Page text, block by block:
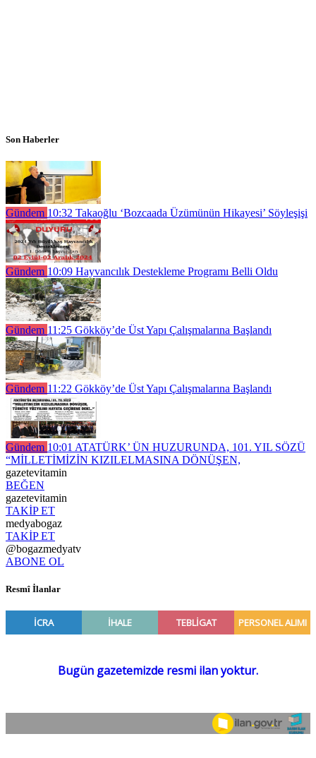
Son Haberler
Gündem 10:32 Takaoğlu ‘Bozcaada Üzümünün Hikayesi’ Söyleşişi
Gündem 10:09 Hayvancılık Destekleme Programı Belli Oldu
Gündem 11:25 Gökköy’de Üst Yapı Çalışmalarına Başlandı
Gündem 11:22 Gökköy’de Üst Yapı Çalışmalarına Başlandı
Gündem 10:01 ATATÜRK’ ÜN HUZURUNDA, 101. YIL SÖZÜ
“MİLLETİMİZİN KIZILELMASINA DÖNÜŞEN,
gazetevitamin
BEĞEN
gazetevitamin
TAKİP ET
medyabogaz
TAKİP ET
@bogazmedyatv
ABONE OL
Resmî İlanlar